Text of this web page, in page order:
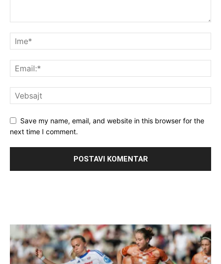
Save my name, email, and website in this browser for the
next time I comment.